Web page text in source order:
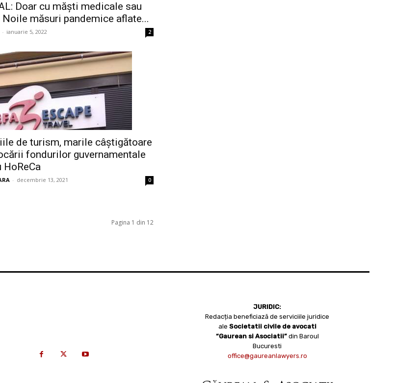
Doar cu măști medicale sau
Noile măsuri pandemice aflate...
- ianuarie 5, 2022 2
de turism, marile câștigătoare
fondurilor guvernamentale
HoReCa
- decembrie 13, 2021 0
Pagina 1 din 12
JURIDIC:
Redacția beneficiază de serviciile juridice
ale Societatii civile de avocati
“Gaurean si Asociatii” din Baroul
Bucuresti
office@gaureanlawyers.ro